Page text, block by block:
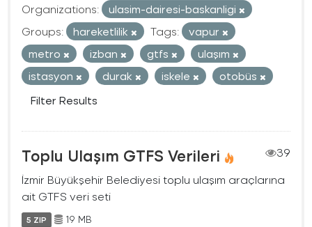
Organizations:
ulasim-dairesi-baskanligi
Groups:
hareketlilik Tags:
vapur
metro
izban gtfs
ulaşım
istasyon
durak iskele
otobüs
Filter Results
Toplu Ulaşım GTFS Verileri
39
İzmir Büyükşehir Belediyesi toplu ulaşım araçlarına
ait GTFS veri seti
5 ZIP 19 MB